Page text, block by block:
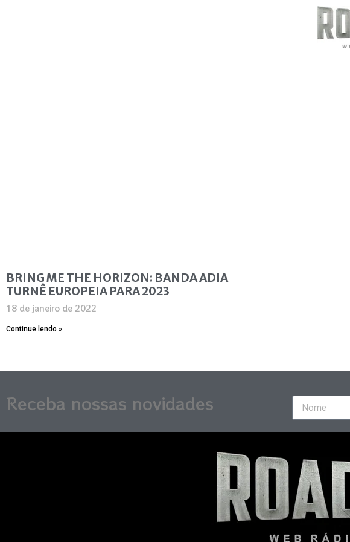
BRING ME THE HORIZON: BANDA ADIA
TURNÊ EUROPEIA PARA 2023
18 de janeiro de 2022
Continue lendo »
Receba nossas novidades